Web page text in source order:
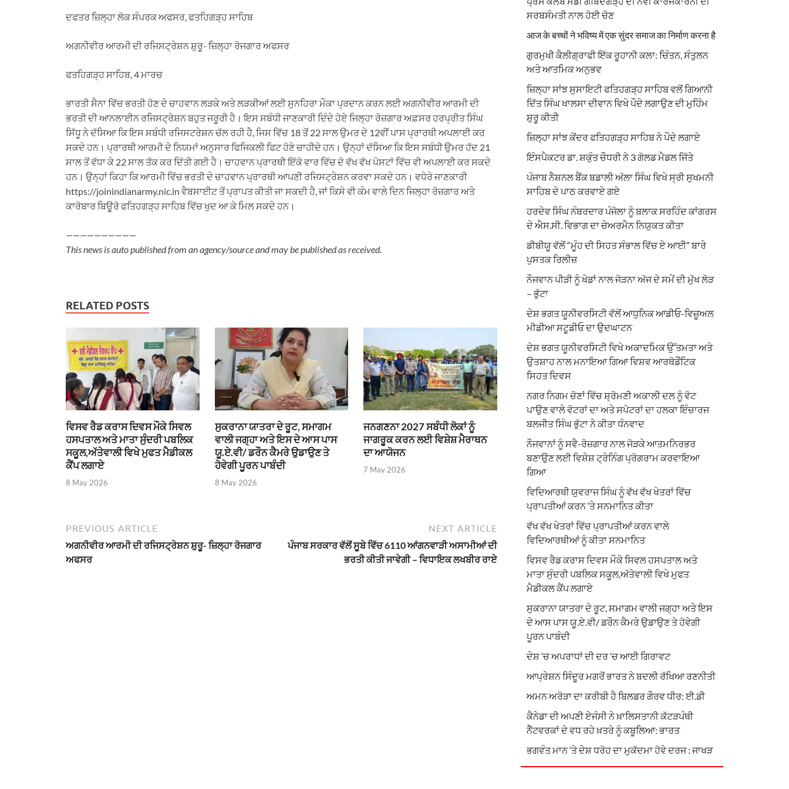
a
s
A
p
l
r
m
c
b
o
k
n
e
n
a
l
ਦਫਤਰ ਜ਼ਿਲ੍ਹਾ ਲੋਕ ਸੰਪਰਕ ਅਫਸਰ, ਫਤਹਿਗੜ੍ਹ ਸਾਹਿਬ
ਅਗਨੀਵੀਰ ਆਰਮੀ ਦੀ ਰਜਿਸਟ੍ਰੇਸ਼ਨ ਸ਼ੁਰੂ- ਜ਼ਿਲ੍ਹਾ ਰੋਜਗਾਰ ਅਫਸਰ
ਫਤਹਿਗੜ੍ਹ ਸਾਹਿਬ, 4 ਮਾਰਚ
ਭਾਰਤੀ ਸੈਨਾ ਵਿੱਚ ਭਰਤੀ ਹੋਣ ਦੇ ਚਾਹਵਾਨ ਲੜਕੇ ਅਤੇ ਲੜਕੀਆਂ ਲਈ ਸੁਨਹਿਰਾ ਮੌਕਾ ਪ੍ਰਦਾਨ ਕਰਨ ਲਈ ਅਗਨੀਵੀਰ ਆਰਮੀ ਦੀ
ਭਰਤੀ ਦੀ ਆਨਲਾਈਨ ਰਜਿਸਟ੍ਰੇਸ਼ਨ ਬਹੁਤ ਜਰੂਰੀ ਹੈ। ਇਸ ਸਬੰਧੀ ਜਾਣਕਾਰੀ ਦਿੰਦੇ ਹੋਏ ਜਿਲ੍ਹਾ ਰੋਜ਼ਗਾਰ ਅਫ਼ਸਰ ਹਰਪ੍ਰੀਤ ਸਿੰਘ
ਸਿੱਧੂ ਨੇ ਦੱਸਿਆ ਕਿ ਇਸ ਸਬੰਧੀ ਰਜਿਸਟਰੇਸ਼ਨ ਚੱਲ ਰਹੀ ਹੈ, ਜਿਸ ਵਿੱਚ 18 ਤੋਂ 22 ਸਾਲ ਉਮਰ ਦੇ 12ਵੀਂ ਪਾਸ ਪ੍ਰਾਰਥੀ ਅਪਲਾਈ ਕਰ
ਸਕਦੇ ਹਨ। ਪ੍ਰਾਰਥੀ ਆਰਮੀ ਦੇ ਨਿਯਮਾਂ ਅਨੁਸਾਰ ਫਿਜਿਕਲੀ ਫਿਟ ਹੋਣੇ ਚਾਹੀਦੇ ਹਨ। ਉਨ੍ਹਾਂ ਦੱਸਿਆ ਕਿ ਇਸ ਸਬੰਧੀ ਉਮਰ ਹੱਦ 21
ਸਾਲ ਤੋਂ ਵੱਧਾ ਕੇ 22 ਸਾਲ ਤੱਕ ਕਰ ਦਿੱਤੀ ਗਈ ਹੈ। ਚਾਹਵਾਨ ਪ੍ਰਾਰਥੀ ਇੱਕੋ ਵਾਰ ਵਿੱਚ ਦੋ ਵੱਖ ਵੱਖ ਪੋਸਟਾਂ ਵਿੱਚ ਵੀ ਅਪਲਾਈ ਕਰ ਸਕਦੇ
ਹਨ। ਉਨ੍ਹਾਂ ਕਿਹਾ ਕਿ ਆਰਮੀ ਵਿੱਚ ਭਰਤੀ ਦੇ ਚਾਹਵਾਨ ਪ੍ਰਾਰਥੀ ਆਪਣੀ ਰਜਿਸਟ੍ਰੇਸ਼ਨ ਕਰਵਾ ਸਕਦੇ ਹਨ। ਵਧੇਰੇ ਜਾਣਕਾਰੀ
https://joinindianarmy.nic.in ਵੈਬਸਾਈਟ ਤੋਂ ਪ੍ਰਾਪਤ ਕੀਤੀ ਜਾ ਸਕਦੀ ਹੈ, ਜਾਂ ਕਿਸੇ ਵੀ ਕੰਮ ਵਾਲੇ ਦਿਨ ਜਿਲ੍ਹਾ ਰੋਜ਼ਗਾਰ ਅਤੇ
ਕਾਰੋਬਾਰ ਬਿਊਰੋ ਫਤਿਹਗੜ੍ਹ ਸਾਹਿਬ ਵਿੱਚ ਖੁਦ ਆ ਕੇ ਮਿਲ ਸਕਦੇ ਹਨ।
——————————
This news is auto published from an agency/source and may be published as received.
RELATED POSTS
ਵਿਸਵ ਰੈਡ ਕਰਾਸ ਦਿਵਸ ਮੌਕੇ ਸਿਵਲ
ਹਸਪਤਾਲ ਅਤੇ ਮਾਤਾ ਸੁੰਦਰੀ ਪਬਲਿਕ
ਸਕੂਲ,ਅੱਤੇਵਾਲੀ ਵਿਖੇ ਮੁਫਤ ਮੈਡੀਕਲ
ਕੈਂਪ ਲਗਾਏ
8 May 2026
ਸੁਕਰਾਨਾ ਯਾਤਰਾ ਦੇ ਰੂਟ, ਸਮਾਗਮ
ਵਾਲੀ ਜਗ੍ਹਾ ਅਤੇ ਇਸ ਦੇ ਆਸ ਪਾਸ
ਯੂ.ਏ.ਵੀ/ ਡਰੌਨ ਕੈਮਰੇ ਉਡਾਉਣ ਤੇ
ਹੋਵੇਗੀ ਪੂਰਨ ਪਾਬੰਦੀ
8 May 2026
ਜਨਗਣਨਾ 2027 ਸਬੰਧੀ ਲੋਕਾਂ ਨੂੰ
ਜਾਗਰੂਕ ਕਰਨ ਲਈ ਵਿਸ਼ੇਸ਼ ਮੈਰਾਥਨ
ਦਾ ਆਯੋਜਨ
7 May 2026
PREVIOUS ARTICLE
ਅਗਨੀਵੀਰ ਆਰਮੀ ਦੀ ਰਜਿਸਟ੍ਰੇਸ਼ਨ ਸ਼ੁਰੂ- ਜ਼ਿਲ੍ਹਾ ਰੋਜਗਾਰ
ਅਫਸਰ
NEXT ARTICLE
ਪੰਜਾਬ ਸਰਕਾਰ ਵੱਲੋਂ ਸੂਬੇ ਵਿੱਚ 6110 ਆਂਗਨਵਾੜੀ ਅਸਾਮੀਆਂ ਦੀ
ਭਰਤੀ ਕੀਤੀ ਜਾਵੇਗੀ – ਵਿਧਾਇਕ ਲਖਬੀਰ ਰਾਏ
ਸਰਬਸੰਮਤੀ ਨਾਲ ਹੋਈ ਚੋਣ
आज के बच्चों ने भविष्य में एक सुंदर समाज का निर्माण करना है
ਗੁਰਮੁਖੀ ਕੈਲੀਗ੍ਰਾਫੀ ਇੱਕ ਰੂਹਾਨੀ ਕਲਾ: ਚਿੰਤਨ, ਸੰਤੁਲਨ
ਅਤੇ ਆਤਮਿਕ ਅਨੁਭਵ
ਜ਼ਿਲ੍ਹਾ ਸਾਂਝ ਸੁਸਾਇਟੀ ਫਤਿਹਗੜ੍ਹ ਸਾਹਿਬ ਵਲੋਂ ਗਿਆਨੀ
ਦਿੱਤ ਸਿੰਘ ਖਾਲਸਾ ਦੀਵਾਨ ਵਿਖੇ ਪੌਦੇ ਲਗਾਉਣ ਦੀ ਮੁਹਿੰਮ
ਸ਼ੁਰੂ ਕੀਤੀ
ਜ਼ਿਲ੍ਹਾ ਸਾਂਝ ਕੇਂਦਰ ਫਤਿਹਗੜ੍ਹ ਸਾਹਿਬ ਨੇ ਪੌਦੇ ਲਗਾਏ
ਇੰਸਪੈਕਟਰ ਡਾ. ਸ਼ਕੁੰਤ ਚੌਧਰੀ ਨੇ 3 ਗੋਲਡ ਮੈਡਲ ਜਿੱਤੇ
ਪੰਜਾਬ ਨੈਸ਼ਨਲ ਬੈਂਕ ਬਡਾਲੀ ਅੱਲਾ ਸਿੰਘ ਵਿਖੇ ਸ੍ਰੀ ਸੁਖਮਨੀ
ਸਾਹਿਬ ਦੇ ਪਾਠ ਕਰਵਾਏ ਗਏ
ਹਰਦੇਵ ਸਿੰਘ ਨੰਬਰਦਾਰ ਪੰਜੋਲਾ ਨੂੰ ਬਲਾਕ ਸਰਹਿੰਦ ਕਾਂਗਰਸ
ਦੇ ਐਸ.ਸੀ. ਵਿਭਾਗ ਦਾ ਚੇਅਰਮੈਨ ਨਿਯੁਕਤ ਕੀਤਾ
ਡੀਬੀਯੂ ਵੱਲੋਂ “ਮੂੰਹ ਦੀ ਸਿਹਤ ਸੰਭਾਲ ਵਿੱਚ ਏ ਆਈ” ਬਾਰੇ
ਪੁਸਤਕ ਰਿਲੀਜ਼
ਨੌਜਵਾਨ ਪੀੜੀ ਨੂੰ ਖੇਡਾਂ ਨਾਲ ਜੋੜਨਾ ਅੱਜ ਦੇ ਸਮੇਂ ਦੀ ਮੁੱਖ ਲੋੜ
– ਭੁੱਟਾ
ਦੇਸ਼ ਭਗਤ ਯੂਨੀਵਰਸਿਟੀ ਵੱਲੋਂ ਆਧੁਨਿਕ ਆਡੀਓ-ਵਿਜ਼ੂਅਲ
ਮੀਡੀਆ ਸਟੂਡੀਓ ਦਾ ਉਦਘਾਟਨ
ਦੇਸ਼ ਭਗਤ ਯੂਨੀਵਰਸਿਟੀ ਵਿਖੇ ਅਕਾਦਮਿਕ ਉੱਤਮਤਾ ਅਤੇ
ਉਤਸ਼ਾਹ ਨਾਲ ਮਨਾਇਆ ਗਿਆ ਵਿਸ਼ਵ ਆਰਥੋਡੌਂਟਿਕ
ਸਿਹਤ ਦਿਵਸ
ਨਗਰ ਨਿਗਮ ਚੋਣਾਂ ਵਿੱਚ ਸ਼੍ਰੋਮਣੀ ਅਕਾਲੀ ਦਲ ਨੂੰ ਵੋਟ
ਪਾਉਣ ਵਾਲੇ ਵੋਟਰਾਂ ਦਾ ਅਤੇ ਸਪੋਟਰਾਂ ਦਾ ਹਲਕਾ ਇੰਚਾਰਜ
ਬਲਜੀਤ ਸਿੰਘ ਭੁੱਟਾ ਨੇ ਕੀਤਾ ਧੰਨਵਾਦ
ਨੌਜਵਾਨਾਂ ਨੂੰ ਸਵੈ-ਰੋਜ਼ਗਾਰ ਨਾਲ ਜੋੜਕੇ ਆਤਮਨਿਰਭਰ
ਬਣਾਉਣ ਲਈ ਵਿਸ਼ੇਸ਼ ਟ੍ਰੇਨਿੰਗ ਪ੍ਰੋਗਰਾਮ ਕਰਵਾਇਆ
ਗਿਆ
ਵਿਦਿਆਰਥੀ ਯੁਵਰਾਜ ਸਿੰਘ ਨੂੰ ਵੱਖ ਵੱਖ ਖੇਤਰਾਂ ਵਿੱਚ
ਪ੍ਰਾਪਤੀਆਂ ਕਰਨ ‘ਤੇ ਸਨਮਾਨਿਤ ਕੀਤਾ
ਵੱਖ ਵੱਖ ਖੇਤਰਾਂ ਵਿੱਚ ਪ੍ਰਾਪਤੀਆਂ ਕਰਨ ਵਾਲੇ
ਵਿਦਿਆਰਥੀਆਂ ਨੂੰ ਕੀਤਾ ਸਨਮਾਨਿਤ
ਵਿਸਵ ਰੈਡ ਕਰਾਸ ਦਿਵਸ ਮੌਕੇ ਸਿਵਲ ਹਸਪਤਾਲ ਅਤੇ
ਮਾਤਾ ਸੁੰਦਰੀ ਪਬਲਿਕ ਸਕੂਲ,ਅੱਤੇਵਾਲੀ ਵਿਖੇ ਮੁਫਤ
ਮੈਡੀਕਲ ਕੈਂਪ ਲਗਾਏ
ਸੁਕਰਾਨਾ ਯਾਤਰਾ ਦੇ ਰੂਟ, ਸਮਾਗਮ ਵਾਲੀ ਜਗ੍ਹਾ ਅਤੇ ਇਸ
ਦੇ ਆਸ ਪਾਸ ਯੂ.ਏ.ਵੀ/ ਡਰੌਨ ਕੈਮਰੇ ਉਡਾਉਣ ਤੇ ਹੋਵੇਗੀ
ਪੂਰਨ ਪਾਬੰਦੀ
ਦੇਸ਼ ‘ਚ ਅਪਰਾਧਾਂ ਦੀ ਦਰ ‘ਚ ਆਈ ਗਿਰਾਵਟ
ਆਪ੍ਰੇਸ਼ਨ ਸਿੰਦੂਰ ਮਗਰੋਂ ਭਾਰਤ ਨੇ ਬਦਲੀ ਰੱਖਿਆ ਰਣਨੀਤੀ
ਅਮਨ ਅਰੋੜਾ ਦਾ ਕਰੀਬੀ ਹੈ ਬਿਲਡਰ ਗੌਰਵ ਧੀਰ: ਈ.ਡੀ
ਕੈਨੇਡਾ ਦੀ ਅਪਣੀ ਏਜੰਸੀ ਨੇ ਖ਼ਾਲਿਸਤਾਨੀ ਕੱਟੜਪੰਥੀ
ਨੈੱਟਵਰਕਾਂ ਦੇ ਵਧ ਰਹੇ ਖ਼ਤਰੇ ਨੂੰ ਕਬੂਲਿਆ: ਭਾਰਤ
ਭਗਵੰਤ ਮਾਨ ‘ਤੇ ਦੇਸ਼ ਧਰੋਹ ਦਾ ਮੁਕੱਦਮਾ ਹੋਵੇ ਦਰਜ : ਜਾਖੜ